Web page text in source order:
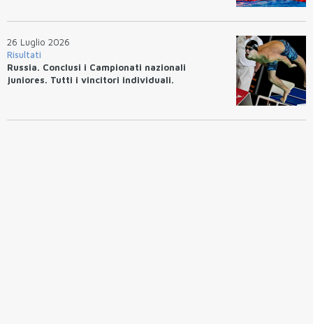
26 Luglio 2026
Risultati
Russia. Conclusi i Campionati nazionali
juniores. Tutti i vincitori individuali.